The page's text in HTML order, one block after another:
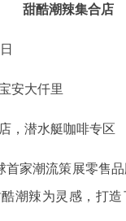
甜酷潮辣集合店
安大仟里
，潜水艇咖啡专区
首家潮流策展零售
酷潮辣为灵感，打